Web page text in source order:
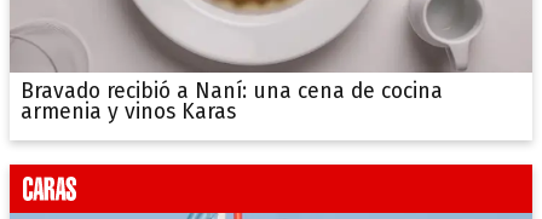
Bravado recibió a Naní: una cena de cocina
armenia y vinos Karas